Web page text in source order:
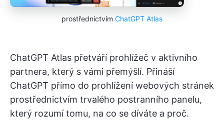
prostřednictvím ChatGPT Atlas
ChatGPT Atlas přetváří prohlížeč v aktivního
partnera, který s vámi přemýšlí. Přináší
ChatGPT přímo do prohlížení webových stránek
prostřednictvím trvalého postranního panelu,
který rozumí tomu, na co se díváte a proč.